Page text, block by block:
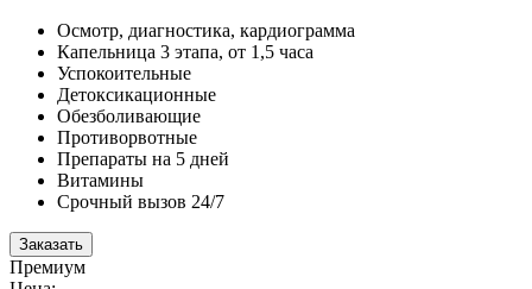
Осмотр, диагностика, кардиограмма
Капельница 3 этапа, от 1,5 часа
Успокоительные
Детоксикационные
Обезболивающие
Противорвотные
Препараты на 5 дней
Витамины
Срочный вызов 24/7
Заказать
Премиум